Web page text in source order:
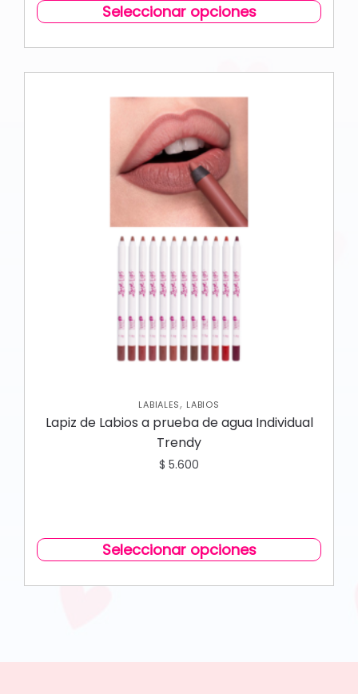
Seleccionar opciones
LABIALES, LABIOS
Lapiz de Labios a prueba de agua Individual
Trendy
$ 5.600
Seleccionar opciones